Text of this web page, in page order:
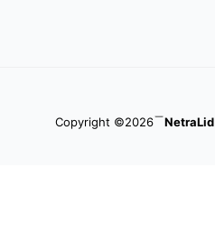
Copyright ©2026 NetraLid